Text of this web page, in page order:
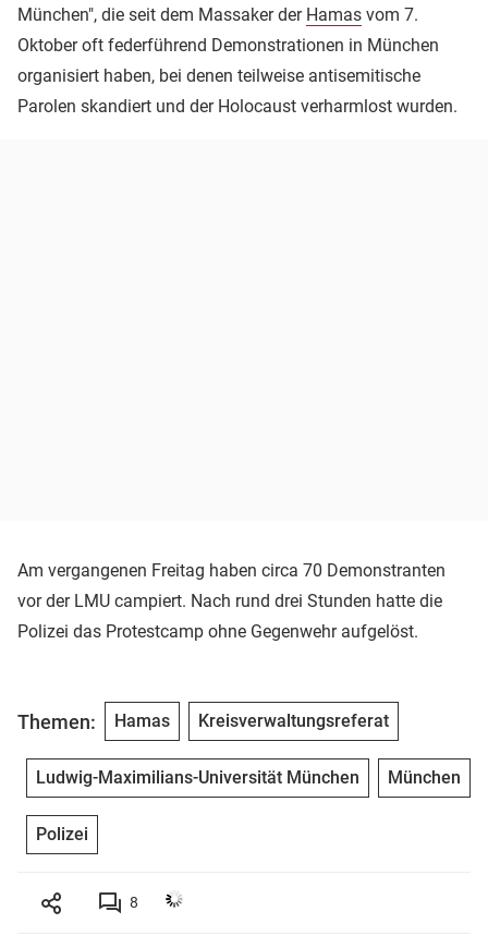
München", die seit dem Massaker der Hamas vom 7.
Oktober oft federführend Demonstrationen in München
organisiert haben, bei denen teilweise antisemitische
Parolen skandiert und der Holocaust verharmlost wurden.
Am vergangenen Freitag haben circa 70 Demonstranten
vor der LMU campiert. Nach rund drei Stunden hatte die
Polizei das Protestcamp ohne Gegenwehr aufgelöst.
Themen: Hamas Kreisverwaltungsreferat
Ludwig-Maximilians-Universität München München
Polizei
8